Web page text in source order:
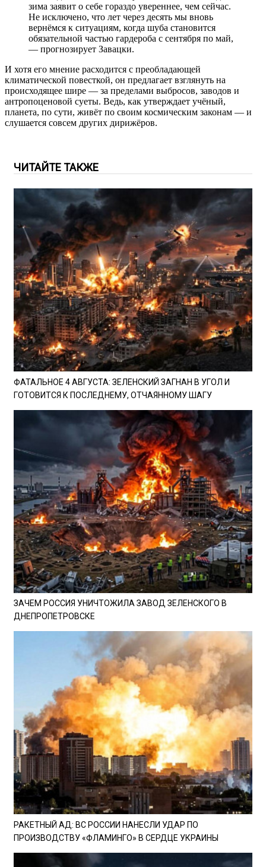
зима заявит о себе гораздо увереннее, чем сейчас.
Не исключено, что лет через десять мы вновь
вернёмся к ситуациям, когда шуба становится
обязательной частью гардероба с сентября по май,
— прогнозирует Завацки.
И хотя его мнение расходится с преобладающей
климатической повесткой, он предлагает взглянуть на
происходящее шире — за пределами выбросов, заводов и
антропоценовой суеты. Ведь, как утверждает учёный,
планета, по сути, живёт по своим космическим законам — и
слушается совсем других дирижёров.
ЧИТАЙТЕ ТАКЖЕ
ФАТАЛЬНОЕ 4 АВГУСТА: ЗЕЛЕНСКИЙ ЗАГНАН В УГОЛ И
ГОТОВИТСЯ К ПОСЛЕДНЕМУ, ОТЧАЯННОМУ ШАГУ
ЗАЧЕМ РОССИЯ УНИЧТОЖИЛА ЗАВОД ЗЕЛЕНСКОГО В
ДНЕПРОПЕТРОВСКЕ
РАКЕТНЫЙ АД: ВС РОССИИ НАНЕСЛИ УДАР ПО
ПРОИЗВОДСТВУ «ФЛАМИНГО» В СЕРДЦЕ УКРАИНЫ